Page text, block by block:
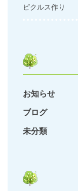
ピクルス作り
お知らせ
ブログ
未分類